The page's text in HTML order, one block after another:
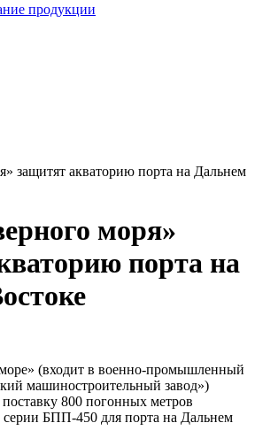
продукции
защитят акваторию порта на Дальнем
моря»
порта на
(входит в военно-промышленный
машиностроительный завод»)
800 погонных метров
БПП-450 для порта на Дальнем